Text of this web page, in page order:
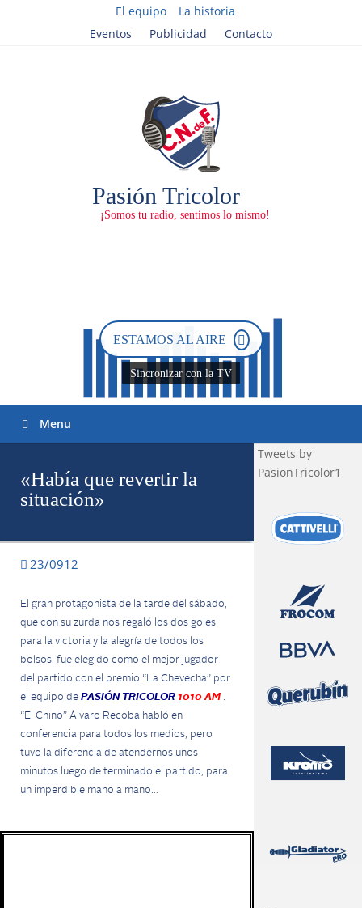
El equipo
La historia
Eventos
Publicidad Contacto
ESTAMOS AL AIRE
Sincronizar con la TV
Menu
«Había que revertir la
situación»
23/0912
El gran protagonista de la tarde del sábado,
que con su zurda nos regaló los dos goles
para la victoria y la alegría de todos los
bolsos, fue elegido como el mejor jugador
del partido con el premio “La Chevecha” por
el equipo de PASIÓN TRICOLOR 1010 AM .
“El Chino” Álvaro Recoba habló en
conferencia para todos los medios, pero
tuvo la diferencia de atendernos unos
minutos luego de terminado el partido, para
un imperdible mano a mano…
Tweets by
PasionTricolor1